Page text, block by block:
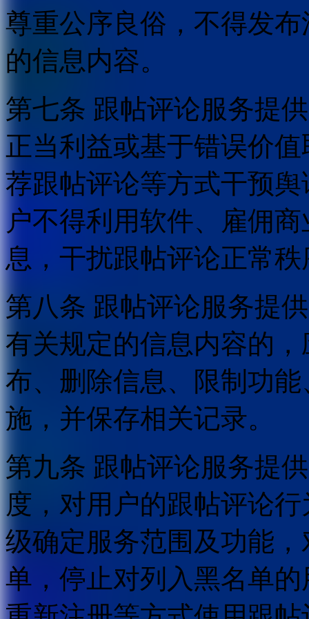
尊重公序良俗，不得发
的信息内容。
第七条 跟帖评论服务提
正当利益或基于错误价
荐跟帖评论等方式干预
户不得利用软件、雇佣
息，干扰跟帖评论正常
第八条 跟帖评论服务提
有关规定的信息内容的
布、删除信息、限制功
施，并保存相关记录。
第九条 跟帖评论服务提
度，对用户的跟帖评论
级确定服务范围及功能
单，停止对列入黑名单